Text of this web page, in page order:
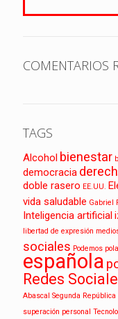
COMENTARIOS
TAGS
Alcohol bienestar
democracia
doble rasero EE.UU.
vida saludable Gabriel
Inteligencia artificial
libertad de expresión
sociales Podemos
española
Redes
Abascal Segunda República
superación personal